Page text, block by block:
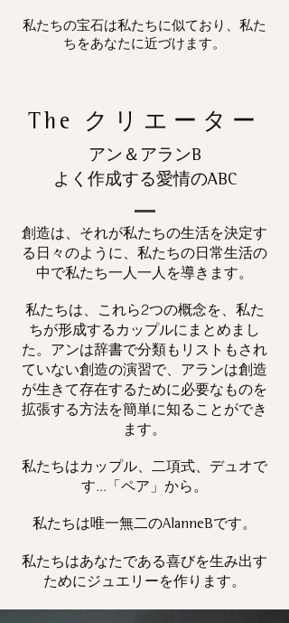
私たちの宝石は私たちに似ており、私た
ちをあなたに近づけます。
The クリエーター
アン＆アランB
よく作成する愛情のABC
創造は、それが私たちの生活を決定す
る日々のように、私たちの日常生活の
中で私たち一人一人を導きます。
私たちは、これら2つの概念を、私た
ちが形成するカップルにまとめまし
た。アンは辞書で分類もリストもされ
ていない創造の演習で、アランは創造
が生きて存在するために必要なものを
拡張する方法を簡単に知ることができ
ます。
私たちはカップル、二項式、デュオで
す...「ペア」から。
私たちは唯一無二のAlanneBです。
私たちはあなたである喜びを生み出す
ためにジュエリーを作ります。